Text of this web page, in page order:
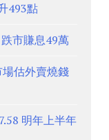
493點
市賺息49萬
估外賣燒錢
明年上半年